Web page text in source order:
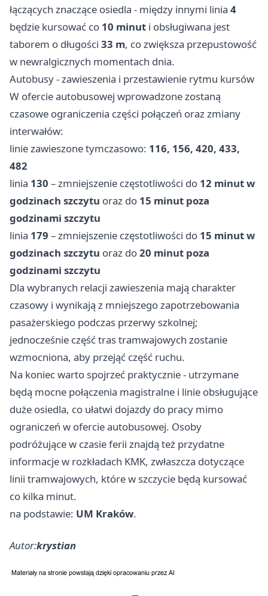
łączących znaczące osiedla - między innymi linia 4
będzie kursować co 10 minut i obsługiwana jest
taborem o długości 33 m, co zwiększa przepustowość
w newralgicznych momentach dnia.
Autobusy - zawieszenia i przestawienie rytmu kursów
W ofercie autobusowej wprowadzone zostaną
czasowe ograniczenia części połączeń oraz zmiany
interwałów:
linie zawieszone tymczasowo: 116, 156, 420, 433,
482
linia 130 – zmniejszenie częstotliwości do 12 minut w
godzinach szczytu oraz do 15 minut poza
godzinami szczytu
linia 179 – zmniejszenie częstotliwości do 15 minut w
godzinach szczytu oraz do20 minut poza
godzinami szczytu
Dla wybranych relacji zawieszenia mają charakter
czasowy i wynikają z mniejszego zapotrzebowania
pasażerskiego podczas przerwy szkolnej;
jednocześnie część tras tramwajowych zostanie
wzmocniona, aby przejąć część ruchu.
Na koniec warto spojrzeć praktycznie - utrzymane
będą mocne połączenia magistralne i linie obsługujące
duże osiedla, co ułatwi dojazdy do pracy mimo
ograniczeń w ofercie autobusowej. Osoby
podróżujące w czasie ferii znajdą też przydatne
informacje w rozkładach KMK, zwłaszcza dotyczące
linii tramwajowych, które w szczycie będą kursować
co kilka minut.
na podstawie: UM Kraków.
Autor:krystian